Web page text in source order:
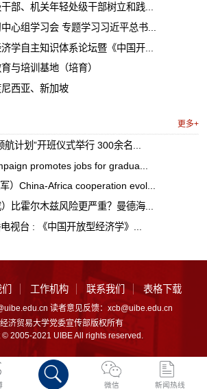
部、机关年轻处级干部树立和践...
心组学习会 专题学习习近平总书...
学自主知识体系论坛暨《中国开...
与培训基地（培育）
西亚、新加坡
更多+
计划”开班仪式举行 300余名...
promotes jobs for gradua...
）China-Africa cooperation evol...
比霍尔木兹风险更严重？曼德海...
视台 : 《中国开放型经济学》...
工作机构 联系我们 表格下载
读者意见反馈：xcb@uibe.edu.cn
济贸易大学党委宣传部版权所有
2005-2021 UIBE All rights reserved.
微信 新闻热线